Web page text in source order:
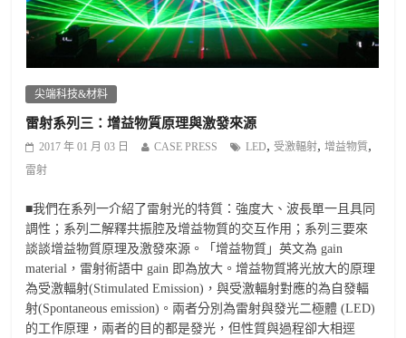
尖端科技&材料
雷射系列三：增益物質原理與激發來源
2017 年 01 月 03 日 CASE PRESS LED, 受激輻射,增益物質,
雷射
■我們在系列一介紹了雷射光的特質：強度大、波長單一且具同
調性；系列二解釋共振腔及增益物質的交互作用；系列三要來
談談增益物質原理及激發來源。「增益物質」英文為 gain
material，雷射術語中 gain 即為放大。增益物質將光放大的原理
為受激輻射(Stimulated Emission)，與受激輻射對應的為自發輻
射(Spontaneous emission)。兩者分別為雷射與發光二極體 (LED)
的工作原理，兩者的目的都是發光，但性質與過程卻大相逕